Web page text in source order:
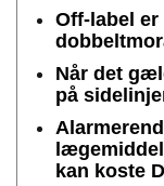
Off-label
Når det
på
kan koste